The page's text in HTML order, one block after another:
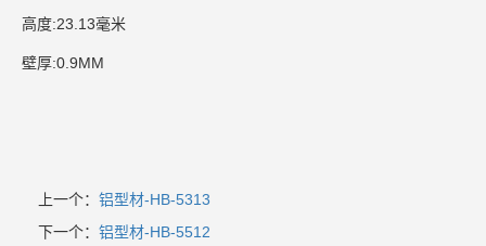
高度:23.13毫米
壁厚:0.9MM
上一个： 铝型材-HB-5313
下一个： 铝型材-HB-5512